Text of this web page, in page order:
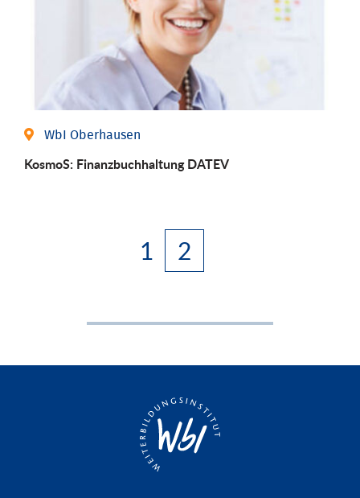
WbI Oberhausen
KosmoS: Finanzbuchhaltung DATEV
1 2